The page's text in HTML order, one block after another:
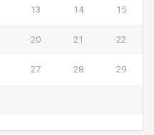
13 14 15
20 21 22
27 28 29